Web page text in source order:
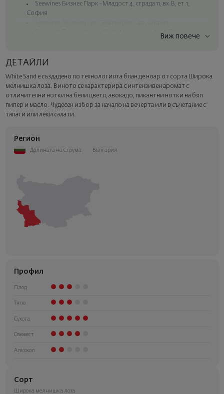
Seewines Бизнес Парк - Младост 4, сграда 11, вх.В, ет.1,
София
Seewines Пловдив - ул. "Княз Александър I", 45, Пловдив
Куриер на Seewines до адрес в рамките на град София
Изненадайте със стил
Добавете луксозна подаръчна опаковка и персонализирана
картичка с ваше пожелание. Изберете тази опция в
следващата стъпка от поръчката.
Виж повече
ДЕТАЙЛИ
White Sand е създадено по технологията блан де ноар от сорта Широка
мелнишка лоза. Виното се характерира с интензивен аромат с
отличителни нотки на бели цветя, авокадо, пикантни нотки на бял
пипер и масло. Чудесен избор за начало на вечерта или в съчетание с
тапаси или леки салати.
Регион
Долината на Струма България
Профил
Плод
Тяло
Сухота
Свежест
Алкохол
Сорт
Широка мелнишка лоза